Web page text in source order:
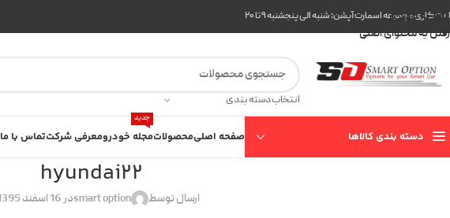
عبور به ناوبری
رفتن به محتوای اصلی
کاری مجموعه اسمارت آپشن: شنبه الی پنجشنبه ۹ تا ۲۰
انتخاب دسته بندی
دسته بندی کالاها صفحه اصلیمحصولاتمجله خودرو
جدید
معرفی شرکتتماس با ما
hyundai22
ارسال توسط smart optionدر 16 اسفند 1395